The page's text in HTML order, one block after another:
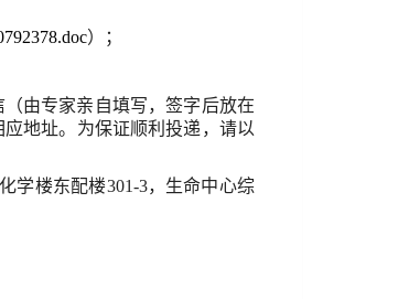
）；
由专家亲自填写，签字后放在
应地址。为保证顺利投递，请以
学楼东配楼301-3，生命中心综